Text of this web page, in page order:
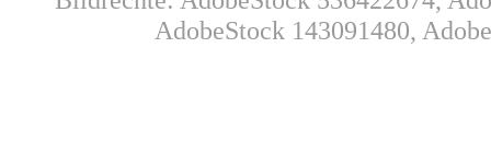
AdobeStock 143091480,